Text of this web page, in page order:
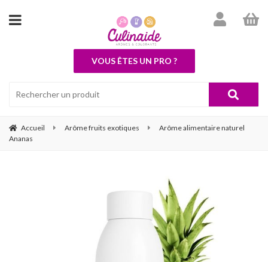
VOUS ÊTES UN PRO ?
Accueil Arôme fruits exotiques
Arôme alimentaire naturel
Ananas